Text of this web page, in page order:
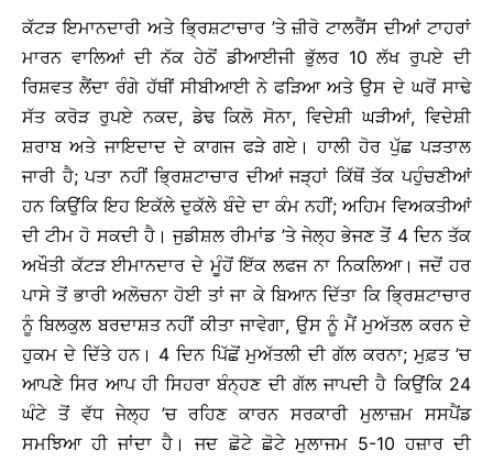
ਕੱਟੜ ਇਮਾਨਦਾਰੀ ਅਤੇ ਭ੍ਰਿਸ਼ਟਾਚਾਰ ’ਤੇ ਜ਼ੀਰੋ ਟਾਲਰੈਂਸ ਦੀਆਂ ਟਾਹਰਾਂ
ਮਾਰਨ ਵਾਲਿਆਂ ਦੀ ਨੱਕ ਹੇਠੋਂ ਡੀਆਈਜੀ ਭੁੱਲਰ 10 ਲੱਖ ਰੁਪਏ ਦੀ
ਰਿਸ਼ਵਤ ਲੈਂਦਾ ਰੰਗੇ ਹੱਥੀਂ ਸੀਬੀਆਈ ਨੇ ਫੜਿਆ ਅਤੇ ਉਸ ਦੇ ਘਰੋਂ ਸਾਢੇ
ਸੱਤ ਕਰੋੜ ਰੁਪਏ ਨਕਦ, ਡੇਢ ਕਿਲੋ ਸੋਨਾ, ਵਿਦੇਸ਼ੀ ਘੜੀਆਂ, ਵਿਦੇਸ਼ੀ
ਸ਼ਰਾਬ ਅਤੇ ਜਾਇਦਾਦ ਦੇ ਕਾਗਜ ਫੜੇ ਗਏ। ਹਾਲੀ ਹੋਰ ਪੁੱਛ ਪੜਤਾਲ
ਜਾਰੀ ਹੈ; ਪਤਾ ਨਹੀਂ ਭ੍ਰਿਸ਼ਟਾਚਾਰ ਦੀਆਂ ਜੜ੍ਹਾਂ ਕਿੱਥੋਂ ਤੱਕ ਪਹੁੰਚਣੀਆਂ
ਹਨ ਕਿਉਂਕਿ ਇਹ ਇਕੱਲੇ ਦੁਕੱਲੇ ਬੰਦੇ ਦਾ ਕੰਮ ਨਹੀਂ; ਅਹਿਮ ਵਿਅਕਤੀਆਂ
ਦੀ ਟੀਮ ਹੋ ਸਕਦੀ ਹੈ। ਜੁਡੀਸ਼ਲ ਰੀਮਾਂਡ ’ਤੇ ਜੇਲ੍ਹ ਭੇਜਣ ਤੋਂ 4 ਦਿਨ ਤੱਕ
ਅਖੌਤੀ ਕੱਟੜ ਈਮਾਨਦਾਰ ਦੇ ਮੂੰਹੋਂ ਇੱਕ ਲਫਜ ਨਾ ਨਿਕਲਿਆ। ਜਦੋਂ ਹਰ
ਪਾਸੇ ਤੋਂ ਭਾਰੀ ਅਲੋਚਨਾ ਹੋਈ ਤਾਂ ਜਾ ਕੇ ਬਿਆਨ ਦਿੱਤਾ ਕਿ ਭ੍ਰਿਸ਼ਟਾਚਾਰ
ਨੂੰ ਬਿਲਕੁਲ ਬਰਦਾਸ਼ਤ ਨਹੀਂ ਕੀਤਾ ਜਾਵੇਗਾ, ਉਸ ਨੂੰ ਮੈਂ ਮੁਅੱਤਲ ਕਰਨ ਦੇ
ਹੁਕਮ ਦੇ ਦਿੱਤੇ ਹਨ। 4 ਦਿਨ ਪਿੱਛੋਂ ਮੁਅੱਤਲੀ ਦੀ ਗੱਲ ਕਰਨਾ; ਮੁਫ਼ਤ ’ਚ
ਆਪਣੇ ਸਿਰ ਆਪ ਹੀ ਸਿਹਰਾ ਬੰਨ੍ਹਣ ਦੀ ਗੱਲ ਜਾਪਦੀ ਹੈ ਕਿਉਂਕਿ 24
ਘੰਟੇ ਤੋਂ ਵੱਧ ਜੇਲ੍ਹ ’ਚ ਰਹਿਣ ਕਾਰਨ ਸਰਕਾਰੀ ਮੁਲਾਜ਼ਮ ਸਸਪੈਂਡ
ਸਮਝਿਆ ਹੀ ਜਾਂਦਾ ਹੈ। ਜਦ ਛੋਟੇ ਛੋਟੇ ਮੁਲਾਜਮ 5-10 ਹਜ਼ਾਰ ਦੀ